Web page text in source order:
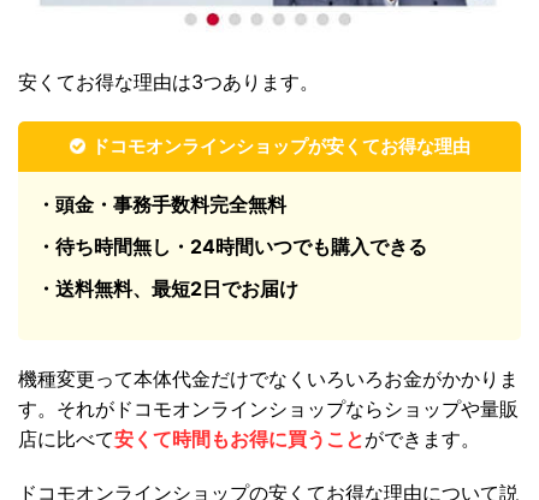
安くてお得な理由は3つあります。
ドコモオンラインショップが安くてお得な理由
・頭金・事務手数料完全無料
・待ち時間無し・24時間いつでも購入できる
・送料無料、最短2日でお届け
機種変更って本体代金だけでなくいろいろお金がかかりま
す。それがドコモオンラインショップならショップや量販
店に比べて安くて時間もお得に買うことができます。
ドコモオンラインショップの安くてお得な理由について説